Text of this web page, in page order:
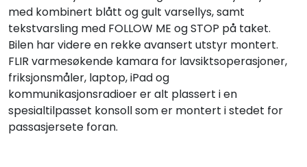
med kombinert blått og gult varsellys, samt
tekstvarsling med FOLLOW ME og STOP på taket.
Bilen har videre en rekke avansert utstyr montert.
FLIR varmesøkende kamara for lavsiktsoperasjoner,
friksjonsmåler, laptop, iPad og
kommunikasjonsradioer er alt plassert i en
spesialtilpasset konsoll som er montert i stedet for
passasjersete foran.